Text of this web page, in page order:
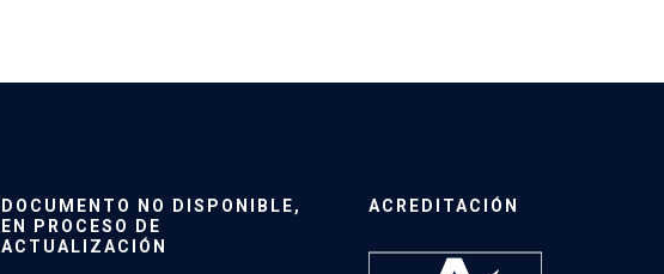
DOCUMENTO NO DISPONIBLE,
EN PROCESO DE
ACTUALIZACIÓN
ACREDITACIÓN